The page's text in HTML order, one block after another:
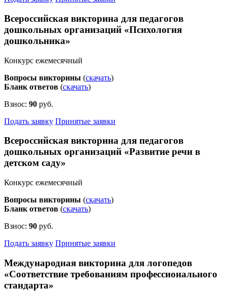
Всероссийская викторина для педагогов
дошкольных организаций «Психология
дошкольника»
Конкурс ежемесячный
Вопросы викторины (скачать)
Бланк ответов (скачать)
Взнос: 90 руб.
Подать заявку Принятые заявки
Всероссийская викторина для педагогов
дошкольных организаций «Развитие речи в
детском саду»
Конкурс ежемесячный
Вопросы викторины (скачать)
Бланк ответов (скачать)
Взнос: 90 руб.
Подать заявку Принятые заявки
Международная викторина для логопедов
«Соответствие требованиям профессионального
стандарта»